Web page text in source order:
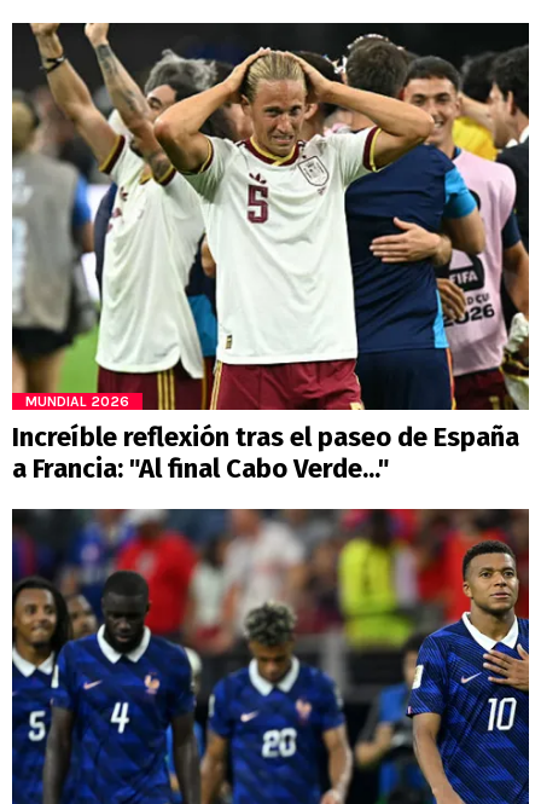
MUNDIAL 2026
Increíble reflexión tras el paseo de España
a Francia: "Al final Cabo Verde..."